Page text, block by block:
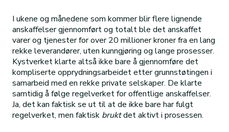
I ukene og månedene som kommer blir flere lignende
anskaffelser gjennomført og totalt ble det anskaffet
varer og tjenester for over 20 millioner kroner fra en lang
rekke leverandører, uten kunngjøring og lange prosesser.
Kystverket klarte altså ikke bare å gjennomføre det
kompliserte opprydningsarbeidet etter grunnstøtingen i
samarbeid med en rekke private selskaper. De klarte
samtidig å følge regelverket for offentlige anskaffelser.
Ja, det kan faktisk se ut til at de ikke bare har fulgt
regelverket, men faktisk bruktdet aktivt i prosessen.